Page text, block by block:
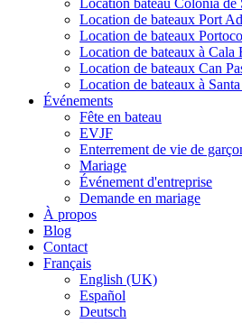
Location bateau Colonia de
Location de bateaux Port
Location de bateaux
Location de bateaux à Cala
Location de bateaux Can
Location de bateaux à Santa
Événements
Fête en bateau
EVJF
Enterrement de vie de
Mariage
Événement d'entreprise
Demande en mariage
À propos
Blog
Contact
Français
English (UK)
Español
Deutsch